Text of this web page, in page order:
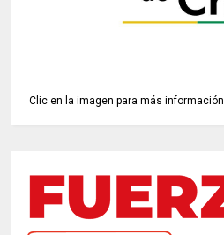
Clic en la imagen para más información